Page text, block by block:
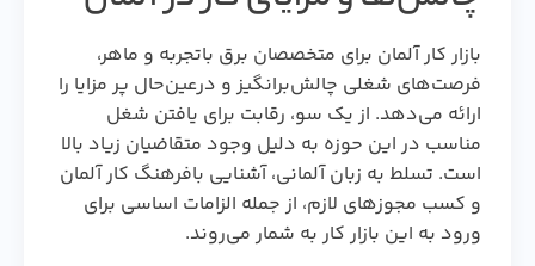
بازار کار آلمان برای متخصصان برق باتجربه و ماهر،
فرصت‌های شغلی چالش‌برانگیز و درعین‌حال پر مزایا را
ارائه می‌دهد. از یک سو، رقابت برای یافتن شغل
مناسب در این حوزه به دلیل وجود متقاضیان زیاد بالا
است. تسلط به زبان آلمانی، آشنایی بافرهنگ کار آلمان
و کسب مجوزهای لازم، از جمله الزامات اساسی برای
ورود به این بازار کار به شمار می‌روند.